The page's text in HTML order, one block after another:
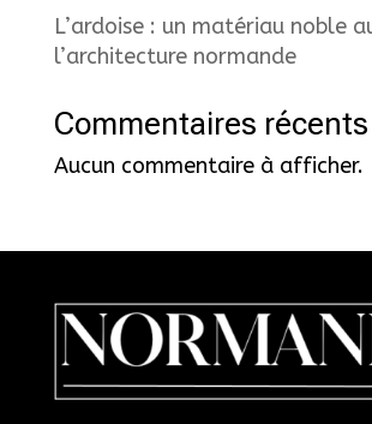
L’ardoise : un matériau noble
l’architecture normande
Commentaires récents
Aucun commentaire à afficher.